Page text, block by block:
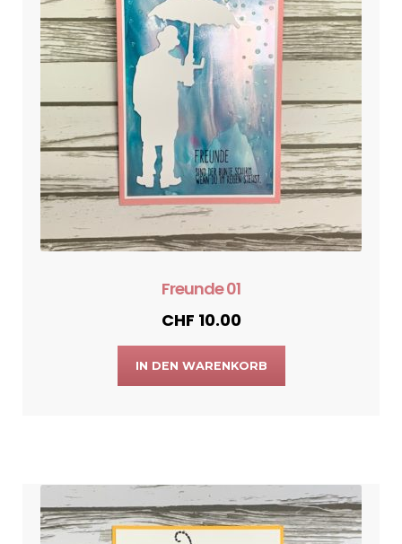
Freunde 01
CHF 10.00
IN DEN WARENKORB